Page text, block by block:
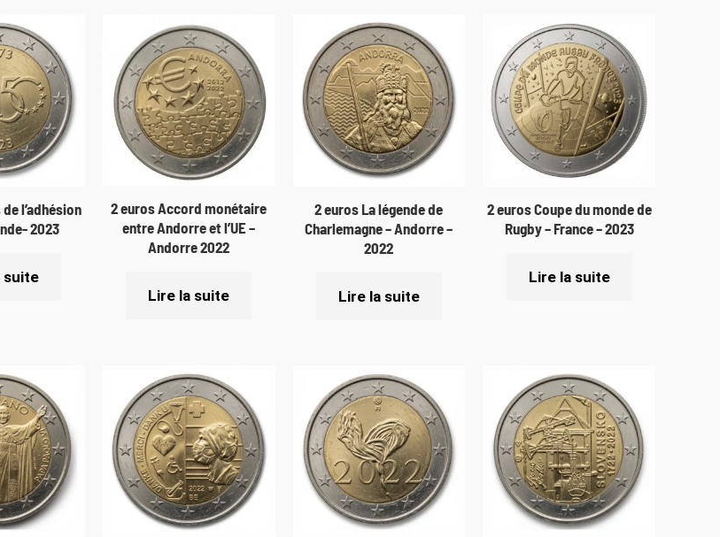
l’adhésion
2023
suite
2 euros Accord monétaire
entre Andorre et l’UE –
Andorre 2022
Lire la suite
2 euros La légende de
Charlemagne – Andorre –
2022
Lire la suite
2 euros Coupe du monde de
Rugby – France – 2023
Lire la suite